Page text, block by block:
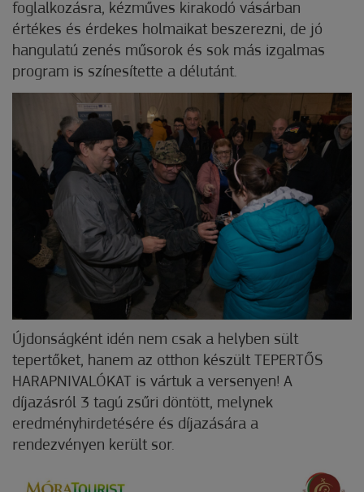
foglalkozásra, kézműves kirakodó vásárban
értékes és érdekes holmaikat beszerezni, de jó
hangulatú zenés műsorok és sok más izgalmas
program is színesítette a délutánt.
Újdonságként idén nem csak a helyben sült
tepertőket, hanem az otthon készült TEPERTŐS
HARAPNIVALÓKAT is vártuk a versenyen! A
díjazásról 3 tagú zsűri döntött, melynek
eredményhirdetésére és díjazására a
rendezvényen került sor.